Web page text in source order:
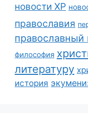
новости ХР
православия
православный
философия
литературу
история